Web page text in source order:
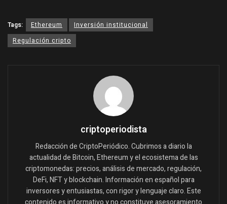
Tags: Ethereum
Inversión institucional
Regulación cripto
criptoperiodista
Redacción de CriptoPeriódico. Cubrimos a diario la
actualidad de Bitcoin, Ethereum y el ecosistema de las
criptomonedas: precios, análisis de mercado, regulación,
DeFi, NFT y blockchain. Información en español para
inversores y entusiastas, con rigor y lenguaje claro. Este